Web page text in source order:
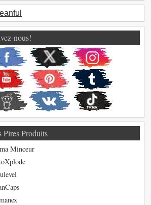
nous!
Pires Produits
Minceur